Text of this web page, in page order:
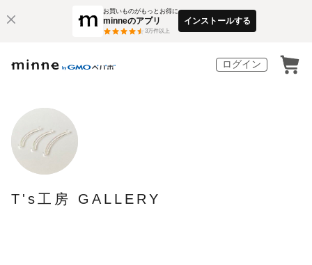
お買いものがもっとお得に
minneのアプリ
3万件以上
インストールする
ログイン
T's工房 GALLERY